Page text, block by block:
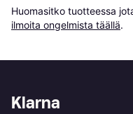
Huomasitko tuotteessa
ilmoita ongelmista täällä.
Klarna